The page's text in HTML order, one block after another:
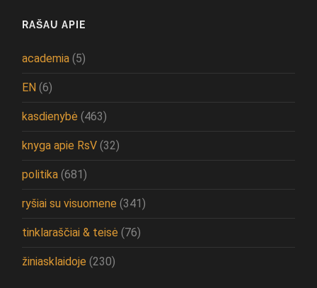
RAŠAU APIE
academia (5)
EN (6)
kasdienybė (463)
knyga apie RsV (32)
politika (681)
ryšiai su visuomene (341)
tinklaraščiai & teisė (76)
žiniasklaidoje (230)